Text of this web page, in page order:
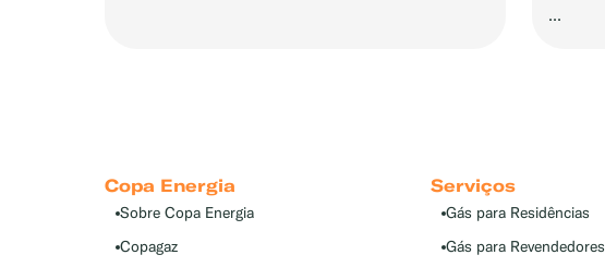
...
Copa Energia
Sobre Copa Energia
Copagaz
Serviços
Gás para Residências
Gás para Revendedores